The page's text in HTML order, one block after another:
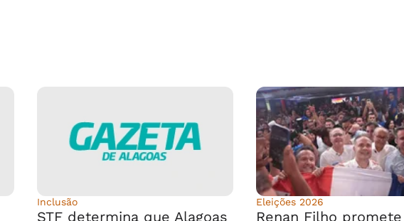
Inclusão
STF determina que Alagoas
Eleições 2026
Renan Filho promete